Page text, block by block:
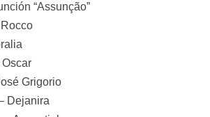
“Assunção”
Grigorio
Dejanira